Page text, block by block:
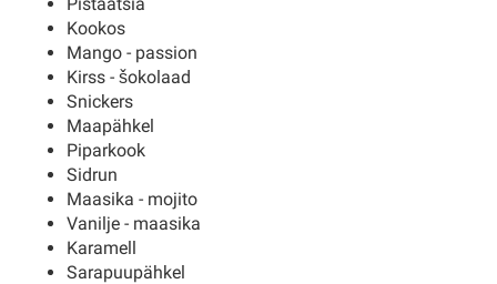
Kookos
Mango - passion
Kirss - šokolaad
Snickers
Maapähkel
Piparkook
Sidrun
Maasika - mojito
Vanilje - maasika
Karamell
Sarapuupähkel